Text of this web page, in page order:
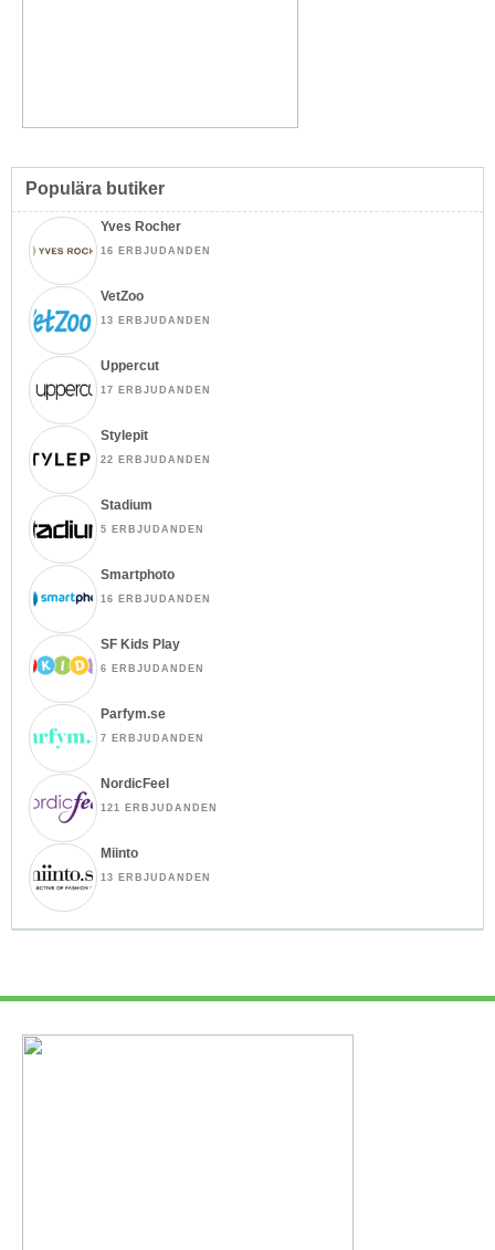
Populära butiker
Yves Rocher
16 ERBJUDANDEN
VetZoo
13 ERBJUDANDEN
Uppercut
17 ERBJUDANDEN
Stylepit
22 ERBJUDANDEN
Stadium
5 ERBJUDANDEN
Smartphoto
16 ERBJUDANDEN
SF Kids Play
6 ERBJUDANDEN
Parfym.se
7 ERBJUDANDEN
NordicFeel
121 ERBJUDANDEN
Miinto
13 ERBJUDANDEN